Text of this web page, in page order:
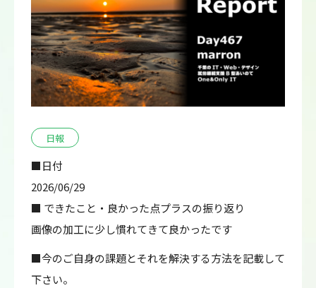
日報
■日付
2026/06/29
■ できたこと・良かった点プラスの振り返り
画像の加工に少し慣れてきて良かったです
■今のご自身の課題とそれを解決する方法を記載して
下さい。